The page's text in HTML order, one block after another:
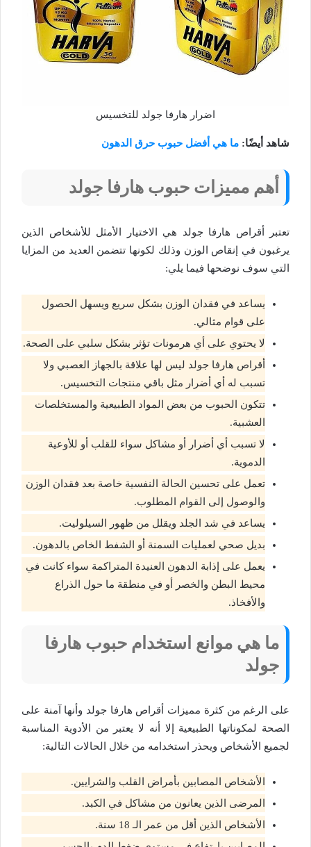
اضرار هارفا جولد للتخسيس
شاهد أيضًا: ما هي أفضل حبوب حرق الدهون
أهم مميزات حبوب هارفا جولد
تعتبر أقراص هارفا جولد هي الاختيار الأمثل للأشخاص الذين
يرغبون في إنقاص الوزن وذلك لكونها تتضمن العديد من المزايا
التي سوف نوضحها فيما يلي:
يساعد في فقدان الوزن بشكل سريع ويسهل الحصول
على قوام مثالي.
لا يحتوي على أي هرمونات تؤثر بشكل سلبي على الصحة.
أقراص هارفا جولد ليس لها علاقة بالجهاز العصبي ولا
تسبب له أي أضرار مثل باقي منتجات التخسيس.
تتكون الحبوب من بعض المواد الطبيعية والمستخلصات
العشبية.
لا تسبب أي أضرار أو مشاكل سواء للقلب أو للأوعية
الدموية.
تعمل على تحسين الحالة النفسية خاصة بعد فقدان الوزن
والوصول إلى القوام المطلوب.
يساعد في شد الجلد ويقلل من ظهور السيلوليت.
بديل صحي لعمليات السمنة أو الشفط الخاص بالدهون.
يعمل على إذابة الدهون العنيدة المتراكمة سواء كانت في
محيط البطن والخصر أو في منطقة ما حول الذراع
والأفخاذ.
ما هي موانع استخدام حبوب هارفا
جولد
على الرغم من كثرة مميزات أقراص هارفا جولد وأنها آمنة على
الصحة لمكوناتها الطبيعية إلا أنه لا يعتبر من الأدوية المناسبة
لجميع الأشخاص ويحذر استخدامه من خلال الحالات التالية:
الأشخاص المصابين بأمراض القلب والشرايين.
المرضى الذين يعانون من مشاكل في الكبد.
الأشخاص الذين أقل من عمر الـ 18 سنة.